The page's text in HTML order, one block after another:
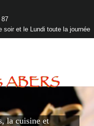
87
soir et le Lundi toute la journée
la cuisine et